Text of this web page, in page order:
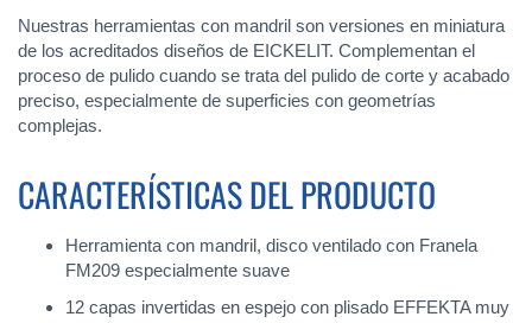
Nuestras herramientas con mandril son versiones en miniatura
de los acreditados diseños de EICKELIT. Complementan el
proceso de pulido cuando se trata del pulido de corte y acabado
preciso, especialmente de superficies con geometrías
complejas.
CARACTERÍSTICAS DEL PRODUCTO
Herramienta con mandril, disco ventilado con Franela
FM209 especialmente suave
12 capas invertidas en espejo con plisado EFFEKTA muy